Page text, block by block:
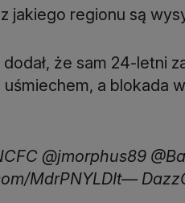
jakiego regionu są
dodał, że sam 24-letni
uśmiechem, a
@jmorphus89
MdrPNYLDIt—